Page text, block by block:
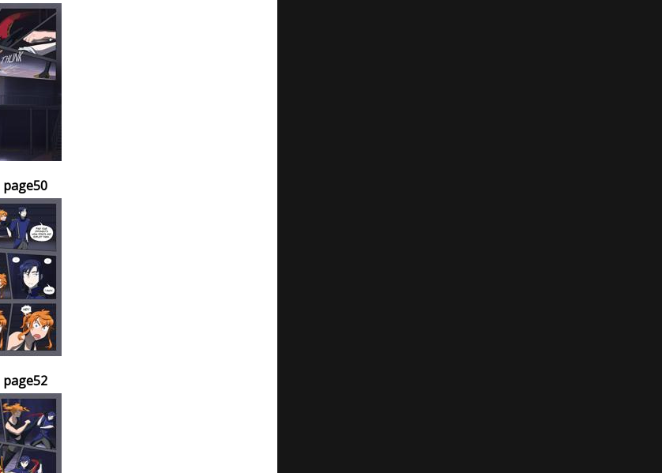
page50
page52